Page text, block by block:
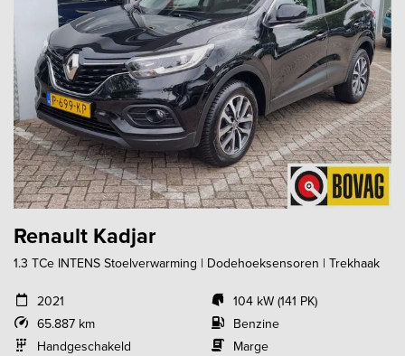
Renault Kadjar
1.3 TCe INTENS Stoelverwarming | Dodehoeksensoren | Trekhaak
2021
65.887 km
Handgeschakeld
104 kW (141 PK)
Benzine
Marge